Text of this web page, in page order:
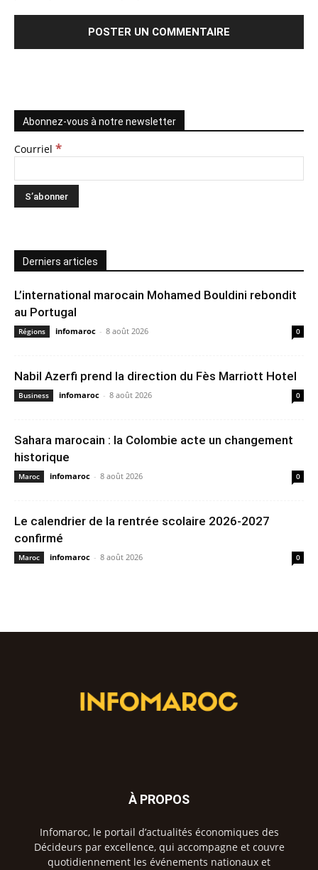
Abonnez-vous à notre newsletter
Courriel *
Derniers articles
L’international marocain Mohamed Bouldini rebondit
au Portugal
Régions infomaroc - 8 août 2026 0
Nabil Azerfi prend la direction du Fès Marriott Hotel
Business infomaroc - 8 août 2026 0
Sahara marocain : la Colombie acte un changement
historique
Maroc infomaroc - 8 août 2026 0
Le calendrier de la rentrée scolaire 2026-2027
confirmé
Maroc infomaroc - 8 août 2026 0
À PROPOS
Infomaroc, le portail d’actualités économiques des
Décideurs par excellence, qui accompagne et couvre
quotidiennement les événements nationaux et